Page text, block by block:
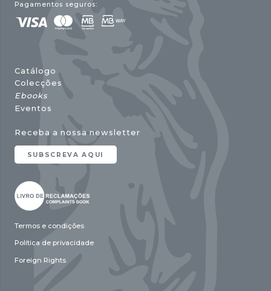
Pagamentos seguros:
Catálogo
Colecções
Ebooks
Eventos
Receba a nossa newsletter
SUBSCREVA AQUI
Termos e condições
Política de privacidade
Foreign Rights